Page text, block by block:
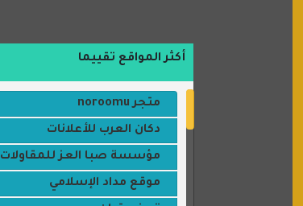
أكثر المواقع تقييما
متجر noroomu
دكان العرب للأعلانات
مؤسسة صبا العز للمقاولات
موقع مداد الإسلامي